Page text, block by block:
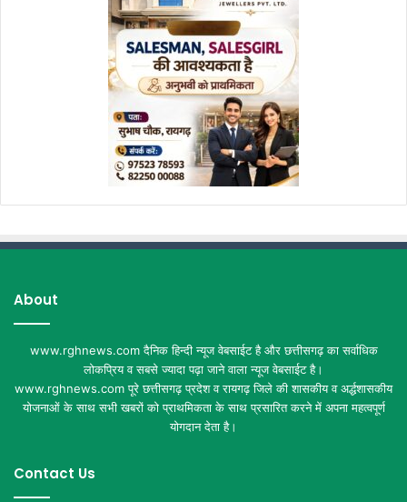
About
www.rghnews.com दैनिक हिन्दी न्यूज वेबसाईट है और छत्तीसगढ़ का सर्वाधिक
लोकप्रिय व सबसे ज्यादा पढ़ा जाने वाला न्यूज वेबसाईट है।
www.rghnews.com पूरे छत्तीसगढ़ प्रदेश व रायगढ़ जिले की शासकीय व अर्द्धशासकीय
योजनाओं के साथ सभी खबरों को प्राथमिकता के साथ प्रसारित करने में अपना महत्वपूर्ण
योगदान देता है।
Contact Us